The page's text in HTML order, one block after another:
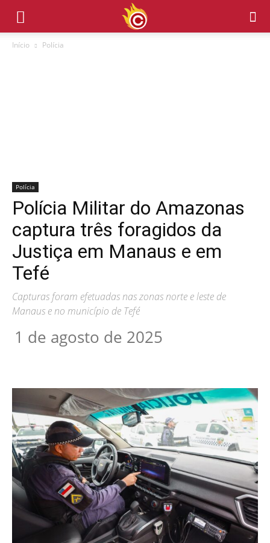
Início Polícia
Polícia
Polícia Militar do Amazonas
captura três foragidos da
Justiça em Manaus e em
Tefé
Capturas foram efetuadas nas zonas norte e leste de
Manaus e no município de Tefé
1 de agosto de 2025